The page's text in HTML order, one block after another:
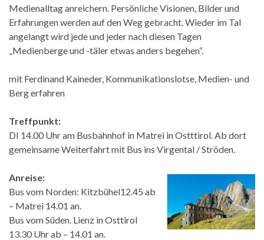
Medienalltag anreichern. Persönliche Visionen, Bilder und
Erfahrungen werden auf den Weg gebracht. Wieder im Tal
angelangt wird jede und jeder nach diesen Tagen
„Medienberge und -täler etwas anders begehen“.
mit Ferdinand Kaineder, Kommunikationslotse, Medien- und
Berg erfahren
Treffpunkt:
DI 14.00 Uhr am Busbahnhof in Matrei in Ostttirol. Ab dort
gemeinsame Weiterfahrt mit Bus ins Virgental / Ströden.
Anreise:
Bus vom Norden: Kitzbühel12.45 ab
– Matrei 14.01 an.
Bus vom Süden. Lienz in Osttirol
13.30 Uhr ab – 14.01 an.